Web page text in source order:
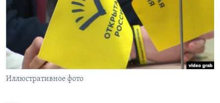
РАСПИСАНИЕ ВЕЩАНИЯ
ПОДПИШИТЕСЬ НА РАССЫЛКУ
СОЦИАЛЬНЫЕ СЕТИ
Иллюстративное фото